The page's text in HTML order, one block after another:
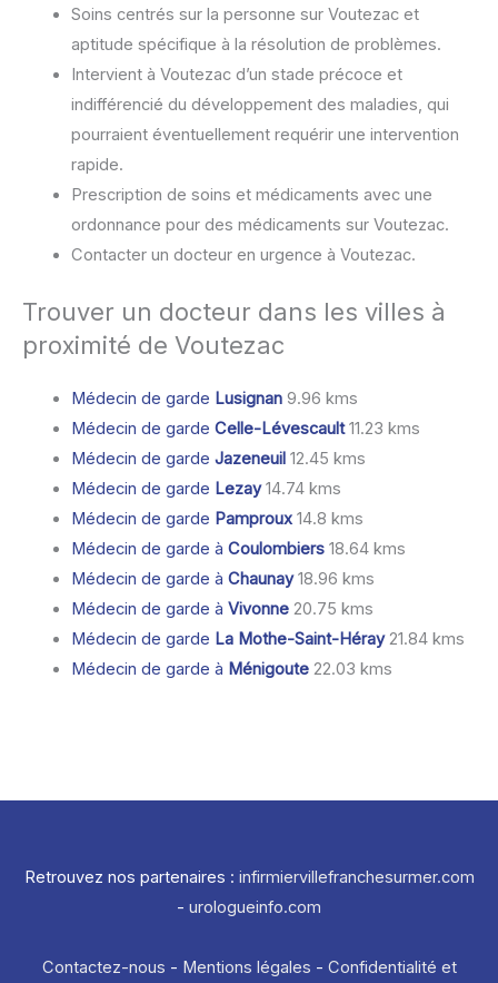
Soins centrés sur la personne sur Voutezac et
aptitude spécifique à la résolution de problèmes.
Intervient à Voutezac d’un stade précoce et
indifférencié du développement des maladies, qui
pourraient éventuellement requérir une intervention
rapide.
Prescription de soins et médicaments avec une
ordonnance pour des médicaments sur Voutezac.
Contacter un docteur en urgence à Voutezac.
Trouver un docteur dans les villes à
proximité de Voutezac
Médecin de garde Lusignan9.96 kms
Médecin de garde Celle-Lévescault11.23 kms
Médecin de garde Jazeneuil12.45 kms
Médecin de garde Lezay14.74 kms
Médecin de garde Pamproux14.8 kms
Médecin de garde à Coulombiers18.64 kms
Médecin de garde à Chaunay18.96 kms
Médecin de garde à Vivonne20.75 kms
Médecin de garde La Mothe-Saint-Héray21.84 kms
Médecin de garde à Ménigoute22.03 kms
Retrouvez nos partenaires : infirmiervillefranchesurmer.com
- urologueinfo.com
Contactez-nous - Mentions légales - Confidentialité et